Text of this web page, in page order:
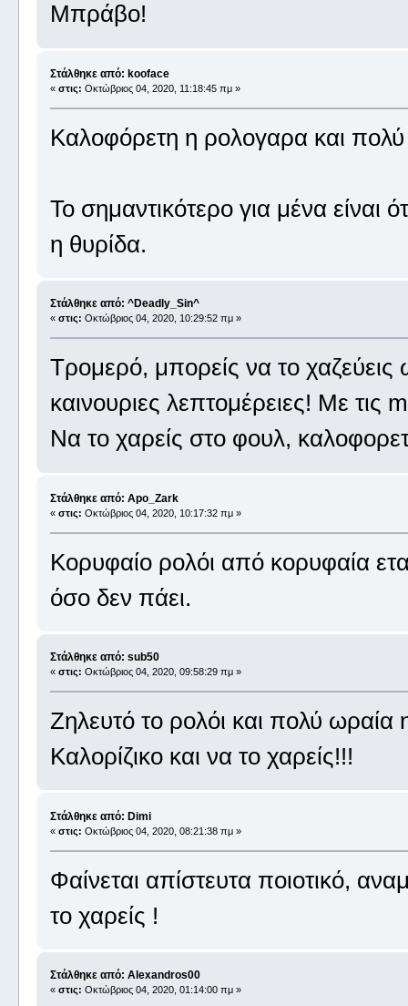
Μπράβο!
Στάλθηκε από: kooface
« στις: Οκτώβριος 04, 2020, 11:18:45 πμ »
Καλοφόρετη η ρολογαρα και
Το σημαντικότερο για μένα είναι
η θυρίδα.
Στάλθηκε από: ^Deadly_Sin^
« στις: Οκτώβριος 04, 2020, 10:29:52 πμ »
Τρομερό, μπορείς να το χαζεύεις
καινουριες λεπτομέρειες! Με
Να το χαρείς στο φουλ,
Στάλθηκε από: Apo_Zark
« στις: Οκτώβριος 04, 2020, 10:17:32 πμ »
Κορυφαίο ρολόι από κορυφαία
όσο δεν πάει.
Στάλθηκε από: sub50
« στις: Οκτώβριος 04, 2020, 09:58:29 πμ »
Ζηλευτό το ρολόι και πολύ ωραία
Καλορίζικο και να το χαρείς!!!
Στάλθηκε από: Dimi
« στις: Οκτώβριος 04, 2020, 08:21:38 πμ »
Φαίνεται απίστευτα ποιοτικό,
το χαρείς !
Στάλθηκε από: Alexandros00
« στις: Οκτώβριος 04, 2020, 01:14:00 πμ »